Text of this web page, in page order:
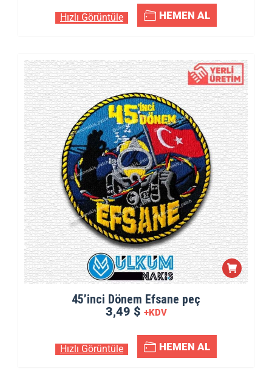
Hızlı Görüntüle HEMEN AL
45’inci Dönem Efsane peç
3,49 $ +KDV
Hızlı Görüntüle HEMEN AL